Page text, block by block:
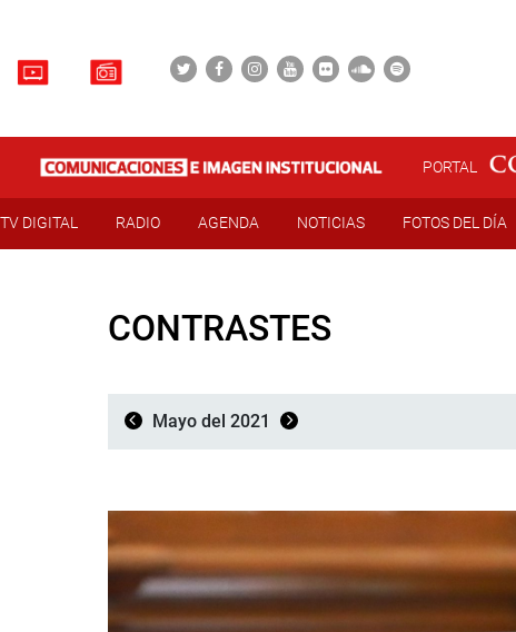
PORTAL
TV DIGITAL RADIO AGENDA NOTICIAS FOTOS DEL DÍA
CONTRASTES
Mayo del 2021